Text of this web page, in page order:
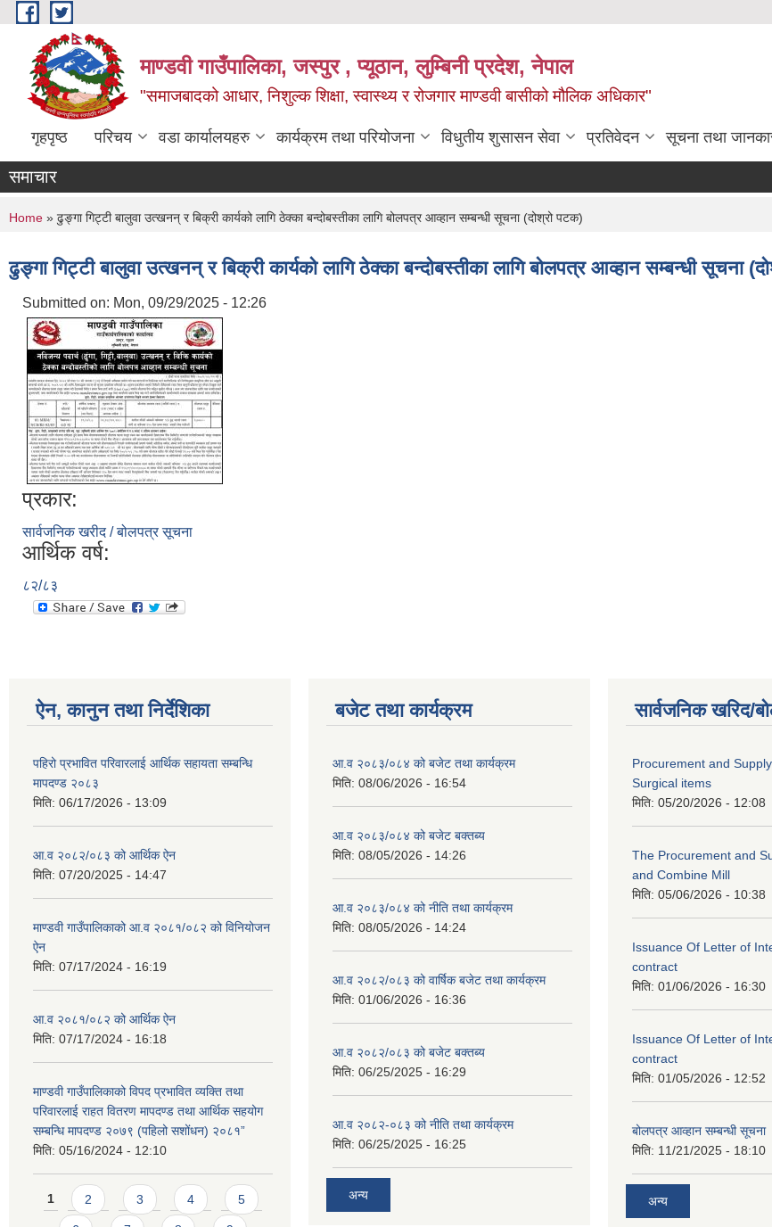
Skip to main content
माण्डवी गाउँपालिका, जस्पुर , प्यूठान, लुम्बिनी प्रदेश, नेपाल
"समाजबादको आधार, निशुल्क शिक्षा, स्वास्थ्य र रोजगार माण्डवी बासीको मौलिक अधिकार"
गृहपृष्ठ परिचय वडा कार्यालयहरु कार्यक्रम तथा परियोजना विधुतीय शुसासन सेवा प्रतिवेदन सूचना तथा
समाचार
You are here
Home » ढुङ्गा गिट्टी बालुवा उत्खनन् र बिक्री कार्यको लागि ठेक्का बन्दोबस्तीका लागि बोलपत्र आव्हान सम्बन्धी सूचना (दोश्रो पटक)
ढुङ्गा गिट्टी बालुवा उत्खनन् र बिक्री कार्यको लागि ठेक्का बन्दोबस्तीका लागि बोलपत्र आव्हान सम्बन्धी सूचना
Submitted on: Mon, 09/29/2025 - 12:26
प्रकार:
सार्वजनिक खरीद / बोलपत्र सूचना
आर्थिक वर्ष:
८२/८३
ऐन, कानुन तथा निर्देशिका
पहिरो प्रभावित परिवारलाई आर्थिक सहायता सम्बन्धि
मापदण्ड २०८३
मिति: 06/17/2026 - 13:09
आ.व २०८२/०८३ को आर्थिक ऐन
मिति: 07/20/2025 - 14:47
माण्डवी गाउँपालिकाको आ.व २०८१/०८२ को विनियोजन
ऐन
मिति: 07/17/2024 - 16:19
आ.व २०८१/०८२ को आर्थिक ऐन
मिति: 07/17/2024 - 16:18
माण्डवी गाउँपालिकाको विपद प्रभावित व्यक्ति तथा
परिवारलाई राहत वितरण मापदण्ड तथा आर्थिक सहयोग
सम्बन्धि मापदण्ड २०७९ (पहिलो सशोंधन) २०८१”
मिति: 05/16/2024 - 12:10
Pages
1 2 3 4 5
बजेट तथा कार्यक्रम
आ.व २०८३/०८४ को बजेट तथा कार्यक्रम
मिति: 08/06/2026 - 16:54
आ.व २०८३/०८४ को बजेट बक्तब्य
मिति: 08/05/2026 - 14:26
आ.व २०८३/०८४ को नीति तथा कार्यक्रम
मिति: 08/05/2026 - 14:24
आ.व २०८२/०८३ को वार्षिक बजेट तथा कार्यक्रम
मिति: 01/06/2026 - 16:36
आ.व २०८२/०८३ को बजेट बक्तब्य
मिति: 06/25/2025 - 16:29
आ.व २०८२-०८३ को नीति तथा कार्यक्रम
मिति: 06/25/2025 - 16:25
अन्य
सार्वजनिक खरिद/
Procurement and
Surgical items
मिति: 05/20/2026 - 12:08
The Procurement and
and Combine Mill
मिति: 05/06/2026 - 10:38
Issuance Of Letter of
contract
मिति: 01/06/2026 - 16:30
Issuance Of Letter of
contract
मिति: 01/05/2026 - 12:52
बोलपत्र आव्हान सम्बन्धी सूचना
मिति: 11/21/2025 - 18:10
अन्य